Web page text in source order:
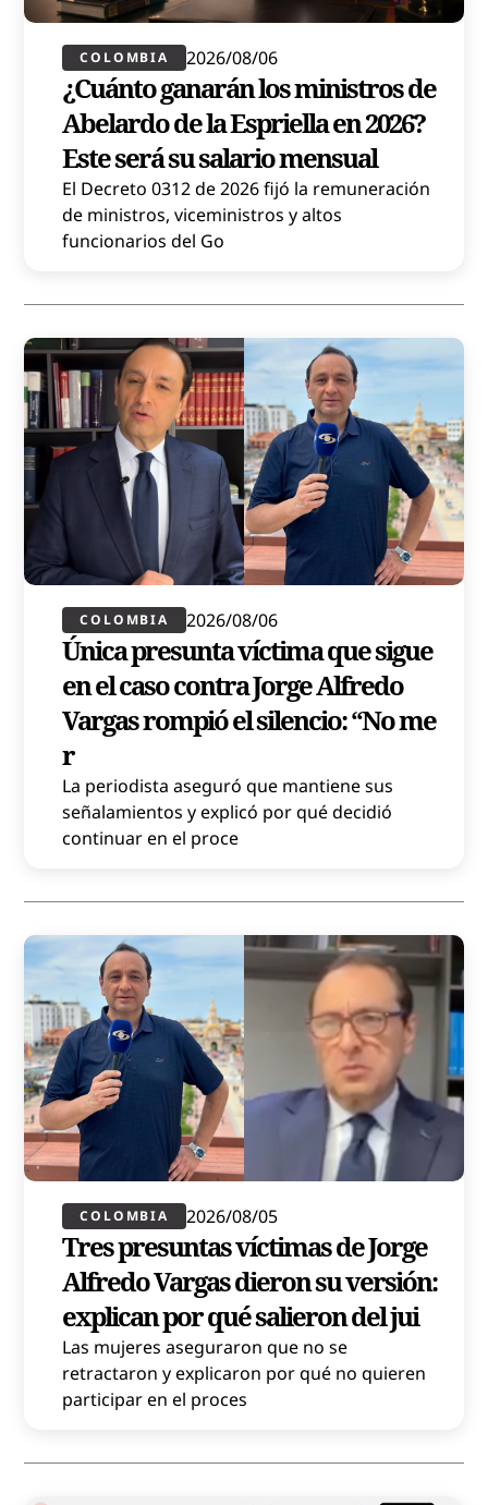
COLOMBIA 2026/08/06
¿Cuánto ganarán los ministros de
Abelardo de la Espriella en 2026?
Este será su salario mensual
El Decreto 0312 de 2026 fijó la remuneración
de ministros, viceministros y altos
funcionarios del Go
COLOMBIA 2026/08/06
Única presunta víctima que sigue
en el caso contra Jorge Alfredo
Vargas rompió el silencio: “No me
r
La periodista aseguró que mantiene sus
señalamientos y explicó por qué decidió
continuar en el proce
COLOMBIA 2026/08/05
Tres presuntas víctimas de Jorge
Alfredo Vargas dieron su versión:
explican por qué salieron del jui
Las mujeres aseguraron que no se
retractaron y explicaron por qué no quieren
participar en el proces